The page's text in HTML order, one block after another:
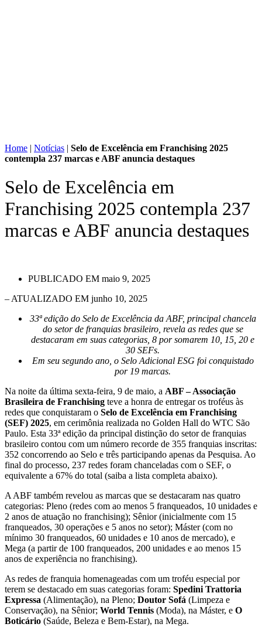
Home | Notícias | Selo de Excelência em Franchising 2025
contempla 237 marcas e ABF anuncia destaques
Selo de Excelência em
Franchising 2025 contempla 237
marcas e ABF anuncia destaques
PUBLICADO EM maio 9, 2025
– ATUALIZADO EM junho 10, 2025
33ª edição do Selo de Excelência da ABF, principal chancela
do setor de franquias brasileiro, revela as redes que se
destacaram em suas categorias, 8 por somarem 10, 15, 20 e
30 SEFs.
Em seu segundo ano, o Selo Adicional ESG foi conquistado
por 19 marcas.
Na noite da última sexta-feira, 9 de maio, a ABF – Associação
Brasileira de Franchising teve a honra de entregar os troféus às
redes que conquistaram o Selo de Excelência em Franchising
(SEF) 2025, em cerimônia realizada no Golden Hall do WTC São
Paulo. Esta 33ª edição da principal distinção do setor de franquias
brasileiro contou com um número recorde de 355 franquias inscritas:
352 concorrendo ao Selo e três participando apenas da Pesquisa. Ao
final do processo, 237 redes foram chanceladas com o SEF, o
equivalente a 67% do total (saiba a lista completa abaixo).
A ABF também revelou as marcas que se destacaram nas quatro
categorias: Pleno (redes com ao menos 5 franqueados, 10 unidades e
2 anos de atuação no franchising); Sênior (inicialmente com 15
franqueados, 30 operações e 5 anos no setor); Máster (com no
mínimo 30 franqueados, 60 unidades e 10 anos de mercado), e
Mega (a partir de 100 franqueados, 200 unidades e ao menos 15
anos de experiência no franchising).
As redes de franquia homenageadas com um troféu especial por
terem se destacado em suas categorias foram: Spedini Trattoria
Expressa (Alimentação), na Pleno; Doutor Sofá (Limpeza e
Conservação), na Sênior; World Tennis (Moda), na Máster, e O
Boticário (Saúde, Beleza e Bem-Estar), na Mega.